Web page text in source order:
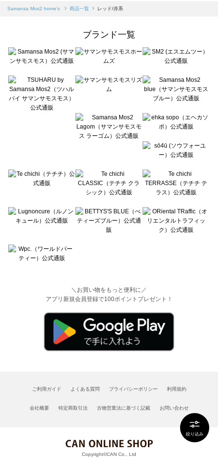
絞り込み
Samansa Mos2 blue（サマンサモスモス ブルー）の一覧
Te chichi（テチチ）の一覧
Te chichi CLASSIC（テチチ クラシック）の一覧
Lugnoncure（ルノンキュール）の一覧
BETTY'S BLUE（べティーズブルー）の一覧
Wpc.（ワールドパーティー）の一覧
Samansa Mos2 home's 商品一覧 レッド/赤系
ブランド一覧
＼お買い物をもっと便利に／
アプリ新規会員登録で100ポイントプレゼント！
ご利用ガイド よくある質問 プライバシーポリシー 利用規約
会社概要 特定商取引法 古物営業法に基づく記載 お問い合わせ
Copyright©CAN Co., Ltd